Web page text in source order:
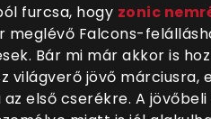
furcsa, hogy zonic
meglévő Falcons-
Bár mi már akkor is
világverő jövő márciusra,
első cserékre. A